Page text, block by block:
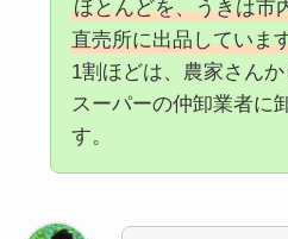
ほとんどを、うきは市
直売所に出品していま
1割ほどは、農家さんか
スーパーの仲卸業者に
す。